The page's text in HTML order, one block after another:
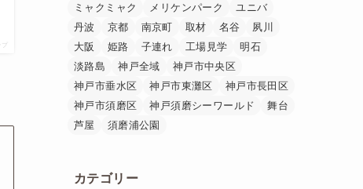
プ
ミャクミャク
メリケンパーク
ユニバ
丹波
京都 南京町 取材 名谷
夙川
大阪
姫路 子連れ 工場見学
明石
淡路島
神戸全域
神戸市中央区
神戸市垂水区
神戸市東灘区
神戸市長田区
神戸市須磨区
神戸須磨シーワールド
舞台
芦屋
須磨浦公園
カテゴリー